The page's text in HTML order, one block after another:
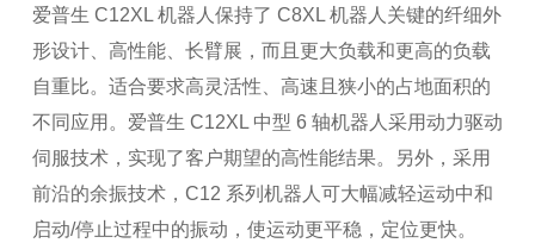
爱普生 C12XL 机器人保持了 C8XL 机器人关键的纤细外
形设计、高性能、长臂展，而且更大负载和更高的负载
自重比。适合要求高灵活性、高速且狭小的占地面积的
不同应用。爱普生 C12XL 中型 6 轴机器人采用动力驱动
伺服技术，实现了客户期望的高性能结果。另外，采用
前沿的余振技术，C12 系列机器人可大幅减轻运动中和
启动/停止过程中的振动，使运动更平稳，定位更快。